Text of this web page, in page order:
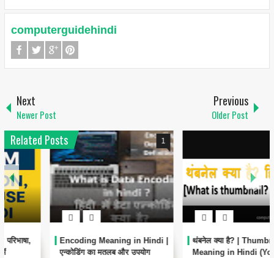
computerguidehindi
Next
Newer Post
Previous
Older Post
Related Posts 1
Encoding Meaning in Hindi |
एन्कोडिंग का मतलब और उपयोग
थंबनेल क्या है? | Thumbnail
Meaning in Hindi (YouTube